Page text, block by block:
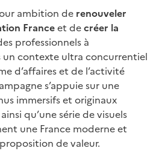
ambition de renouveler
Franceet decréer la
professionnels à
un contexte ultra concurrentiel
d’affaires et de l’activité
s’appuie sur une
immersifs et originaux
qu’une série de visuels
une France moderne et
de valeur.